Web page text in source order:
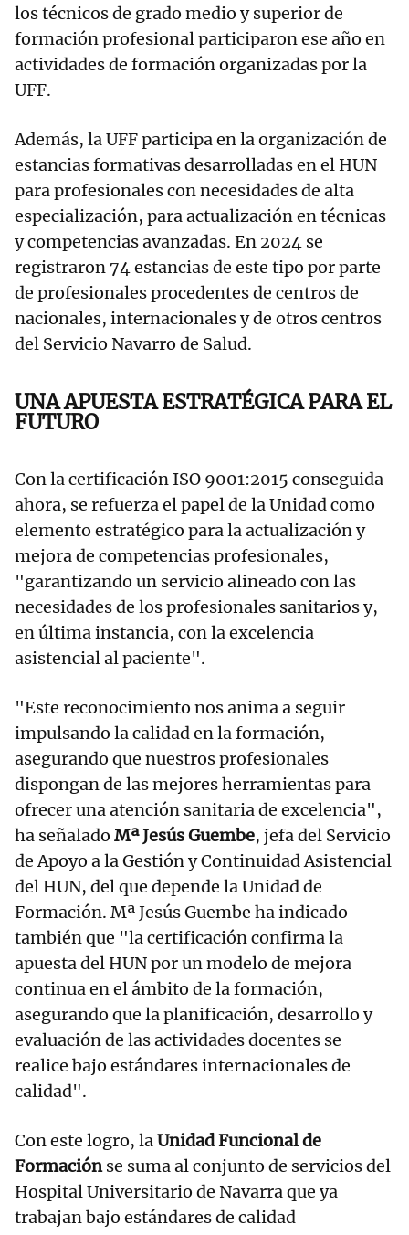
los técnicos de grado medio y superior de
formación profesional participaron ese año en
actividades de formación organizadas por la
UFF.
Además, la UFF participa en la organización de
estancias formativas desarrolladas en el HUN
para profesionales con necesidades de alta
especialización, para actualización en técnicas
y competencias avanzadas. En 2024 se
registraron 74 estancias de este tipo por parte
de profesionales procedentes de centros de
nacionales, internacionales y de otros centros
del Servicio Navarro de Salud.
UNA APUESTA ESTRATÉGICA PARA EL
FUTURO
Con la certificación ISO 9001:2015 conseguida
ahora, se refuerza el papel de la Unidad como
elemento estratégico para la actualización y
mejora de competencias profesionales,
"garantizando un servicio alineado con las
necesidades de los profesionales sanitarios y,
en última instancia, con la excelencia
asistencial al paciente".
"Este reconocimiento nos anima a seguir
impulsando la calidad en la formación,
asegurando que nuestros profesionales
dispongan de las mejores herramientas para
ofrecer una atención sanitaria de excelencia",
ha señalado Mª Jesús Guembe, jefa del Servicio
de Apoyo a la Gestión y Continuidad Asistencial
del HUN, del que depende la Unidad de
Formación. Mª Jesús Guembe ha indicado
también que "la certificación confirma la
apuesta del HUN por un modelo de mejora
continua en el ámbito de la formación,
asegurando que la planificación, desarrollo y
evaluación de las actividades docentes se
realice bajo estándares internacionales de
calidad".
Con este logro, laUnidad Funcional de
Formaciónse suma al conjunto de servicios del
Hospital Universitario de Navarra que ya
trabajan bajo estándares de calidad